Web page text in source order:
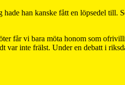
han kanske fått en löpsedel till.
får vi bara möta honom som
var inte frälst. Under en debatt i